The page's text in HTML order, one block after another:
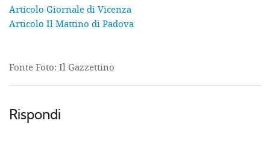
Articolo Giornale di Vicenza
Articolo Il Mattino di Padova
Fonte Foto: Il Gazzettino
Rispondi